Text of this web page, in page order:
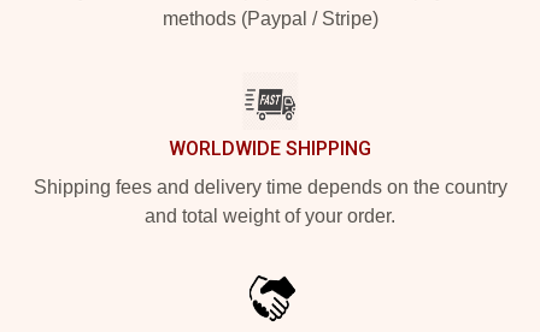
methods (Paypal / Stripe)
WORLDWIDE SHIPPING
Shipping fees and delivery time depends on the country
and total weight of your order.